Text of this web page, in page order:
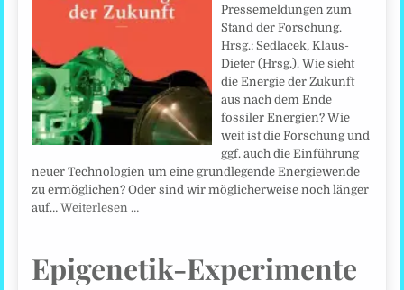
Pressemeldungen zum
Stand der Forschung.
Hrsg.: Sedlacek, Klaus-
Dieter (Hrsg.). Wie sieht
die Energie der Zukunft
aus nach dem Ende
fossiler Energien? Wie
weit ist die Forschung und
ggf. auch die Einführung
neuer Technologien um eine grundlegende Energiewende
zu ermöglichen? Oder sind wir möglicherweise noch länger
auf…Weiterlesen …
Epigenetik-Experimente